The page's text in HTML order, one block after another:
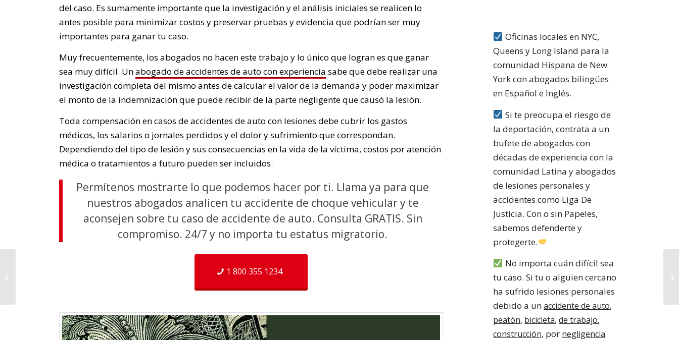
del caso. Es sumamente importante que la investigación y el análisis iniciales se realicen lo
antes posible para minimizar costos y preservar pruebas y evidencia que podrían ser muy
importantes para ganar tu caso.
Muy frecuentemente, los abogados no hacen este trabajo y lo único que logran es que ganar
sea muy difícil. Unabogado de accidentes de auto con experiencia sabe que debe realizar una
investigación completa del mismo antes de calcular el valor de la demanda y poder maximizar
el monto de la indemnización que puede recibir de la parte negligente que causó la lesión.
Toda compensación en casos de accidentes de auto con lesiones debe cubrir los gastos
médicos, los salarios o jornales perdidos y el dolor y sufrimiento que correspondan.
Dependiendo del tipo de lesión y sus consecuencias en la vida de la víctima, costos por atención
médica o tratamientos a futuro pueden ser incluidos.
Permítenos mostrarte lo que podemos hacer por ti. Llama ya para que
nuestros abogados analicen tu accidente de choque vehicular y te
aconsejen sobre tu caso de accidente de auto. Consulta GRATIS. Sin
compromiso. 24/7 y no importa tu estatus migratorio.
1 800 355 1234
Oficinas locales en NYC,
Queens y Long Island para la
comunidad Hispana de New
York con abogados bilingües
en Español e Inglés.
Si te preocupa el riesgo de
la deportación, contrata a un
bufete de abogados con
décadas de experiencia con la
comunidad Latina y abogados
de lesiones personales y
accidentes como Liga De
Justicia. Con o sin Papeles,
sabemos defenderte y
protegerte.
No importa cuán difícil sea
tu caso. Si tu o alguien cercano
ha sufrido lesiones personales
debido a unaccidente de auto,
peatón, bicicleta,de trabajo,
construcción, por negligencia